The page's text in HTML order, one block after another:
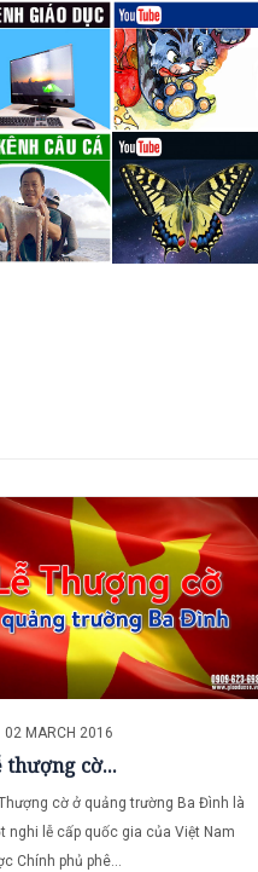
02 MARCH 2016
thượng cờ...
cờ ở quảng trường Ba Đình là
nghi lễ cấp quốc gia của Việt Nam
Chính phủ phê...